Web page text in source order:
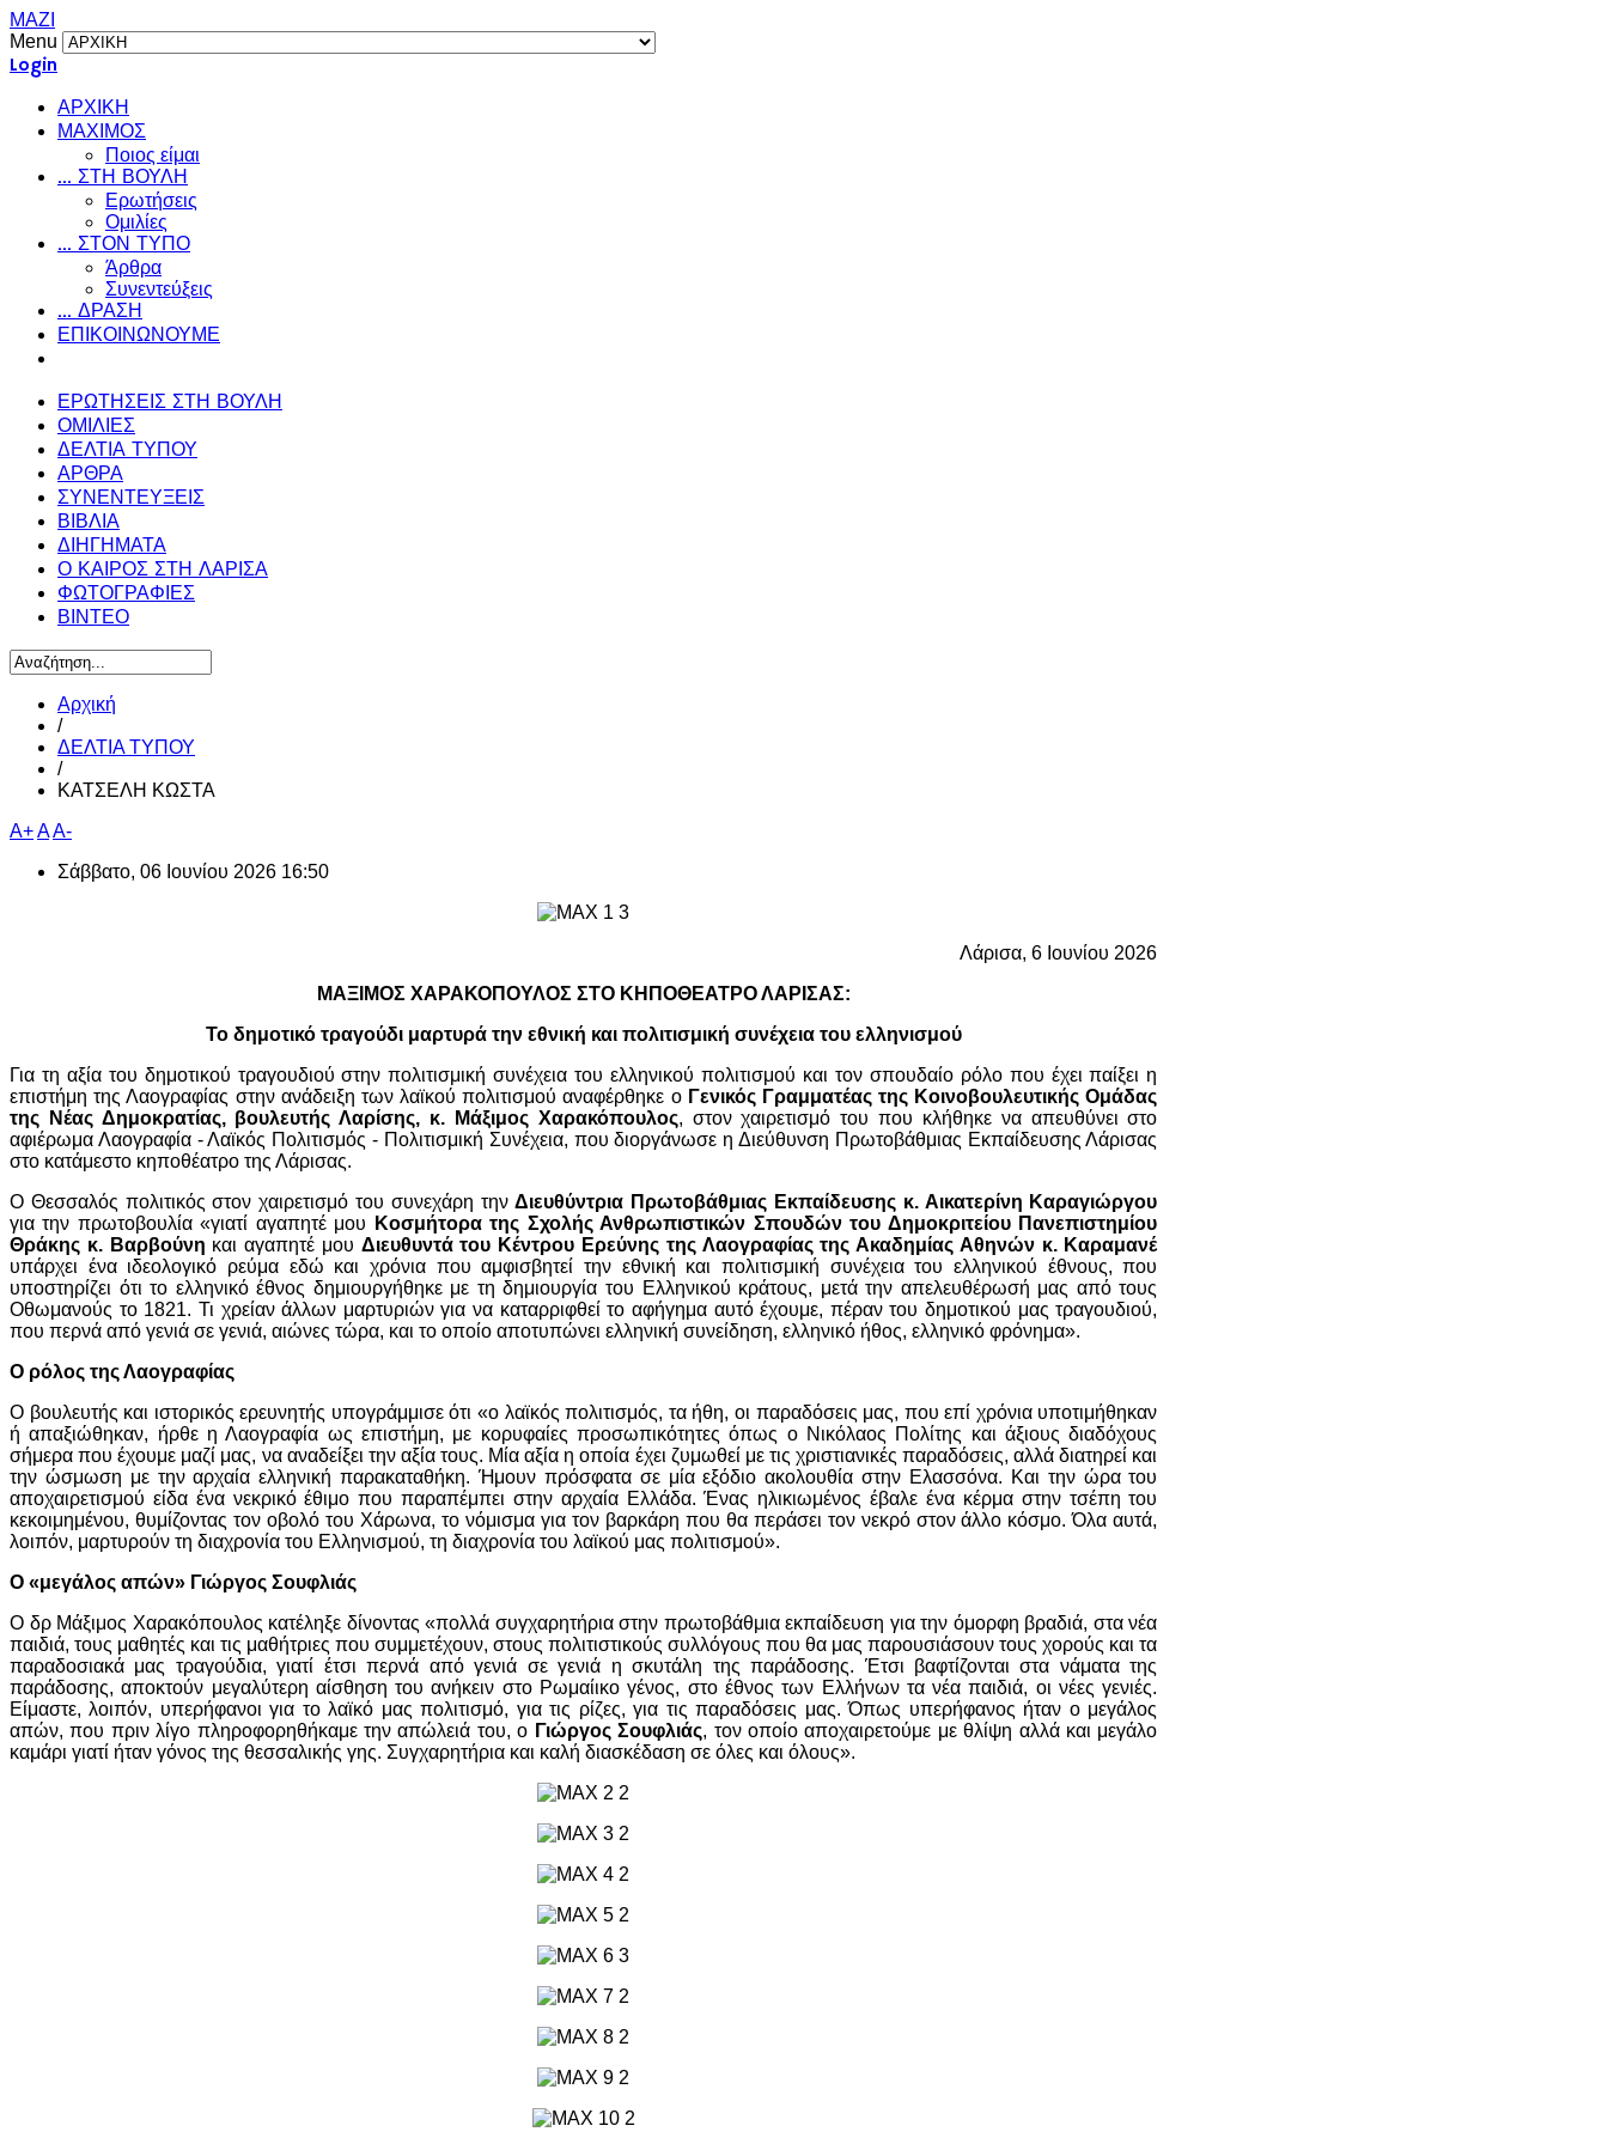
ΜΑΖΙ
Menu
Login
ΑΡΧΙΚΗ
ΜΑΧΙΜΟΣ
Ποιος είμαι
... ΣΤΗ ΒΟΥΛΗ
Ερωτήσεις
Ομιλίες
... ΣΤΟΝ ΤΥΠΟ
Άρθρα
Συνεντεύξεις
... ΔΡΑΣΗ
ΕΠΙΚΟΙΝΩΝΟΥΜΕ
ΕΡΩΤΗΣΕΙΣ ΣΤΗ ΒΟΥΛΗ
ΟΜΙΛΙΕΣ
ΔΕΛΤΙΑ ΤΥΠΟΥ
ΑΡΘΡΑ
ΣΥΝΕΝΤΕΥΞΕΙΣ
ΒΙΒΛΙΑ
ΔΙΗΓΗΜΑΤΑ
Ο ΚΑΙΡΟΣ ΣΤΗ ΛΑΡΙΣΑ
ΦΩΤΟΓΡΑΦΙΕΣ
ΒΙΝΤΕΟ
Αρχική
/
ΔΕΛΤΙΑ ΤΥΠΟΥ
/
ΚΑΤΣΕΛΗ ΚΩΣΤΑ
A+AA-
Σάββατο, 06 Ιουνίου 2026 16:50
Λάρισα, 6 Ιουνίου 2026
ΜΑΞΙΜΟΣ ΧΑΡΑΚΟΠΟΥΛΟΣ ΣΤΟ ΚΗΠΟΘΕΑΤΡΟ ΛΑΡΙΣΑΣ:
Το δημοτικό τραγούδι μαρτυρά την εθνική και πολιτισμική συνέχεια του ελληνισμού
Για τη αξία του δημοτικού τραγουδιού στην πολιτισμική συνέχεια του ελληνικού πολιτισμού και τον σπουδαίο ρόλο που έχει παίξει η
επιστήμη της Λαογραφίας στην ανάδειξη των λαϊκού πολιτισμού αναφέρθηκε ο Γενικός Γραμματέας της Κοινοβουλευτικής Ομάδας
της Νέας Δημοκρατίας, βουλευτής Λαρίσης, κ. Μάξιμος Χαρακόπουλος, στον χαιρετισμό του που κλήθηκε να απευθύνει στο
αφιέρωμα Λαογραφία - Λαϊκός Πολιτισμός - Πολιτισμική Συνέχεια, που διοργάνωσε η Διεύθυνση Πρωτοβάθμιας Εκπαίδευσης Λάρισας
στο κατάμεστο κηποθέατρο της Λάρισας.
Ο Θεσσαλός πολιτικός στον χαιρετισμό του συνεχάρη τηνΔιευθύντρια Πρωτοβάθμιας Εκπαίδευσης κ. Αικατερίνη Καραγιώργου
για την πρωτοβουλία «γιατί αγαπητέ μου
Κοσμήτορα της Σχολής Ανθρωπιστικών Σπουδών του Δημοκριτείου Πανεπιστημίου
Θράκης κ. Βαρβούνη και αγαπητέ μου Διευθυντά του Κέντρου Ερεύνης της Λαογραφίας της Ακαδημίας Αθηνών κ. Καραμανέ
υπάρχει ένα ιδεολογικό ρεύμα εδώ και χρόνια που αμφισβητεί την εθνική και πολιτισμική συνέχεια του ελληνικού έθνους, που
υποστηρίζει ότι το ελληνικό έθνος δημιουργήθηκε με τη δημιουργία του Ελληνικού κράτους, μετά την απελευθέρωσή μας από τους
Οθωμανούς το 1821. Τι χρείαν άλλων μαρτυριών για να καταρριφθεί το αφήγημα αυτό έχουμε, πέραν του δημοτικού μας τραγουδιού,
που περνά από γενιά σε γενιά, αιώνες τώρα, και το οποίο αποτυπώνει ελληνική συνείδηση, ελληνικό ήθος, ελληνικό φρόνημα».
Ο ρόλος της Λαογραφίας
Ο βουλευτής και ιστορικός ερευνητής υπογράμμισε ότι «ο λαϊκός πολιτισμός, τα ήθη, οι παραδόσεις μας, που επί χρόνια υποτιμήθηκαν
ή απαξιώθηκαν, ήρθε η Λαογραφία ως επιστήμη, με κορυφαίες προσωπικότητες όπως ο Νικόλαος Πολίτης και άξιους διαδόχους
σήμερα που έχουμε μαζί μας, να αναδείξει την αξία τους. Μία αξία η οποία έχει ζυμωθεί με τις χριστιανικές παραδόσεις, αλλά διατηρεί και
την ώσμωση με την αρχαία ελληνική παρακαταθήκη. Ήμουν πρόσφατα σε μία εξόδιο ακολουθία στην Ελασσόνα. Και την ώρα του
αποχαιρετισμού είδα ένα νεκρικό έθιμο που παραπέμπει στην αρχαία Ελλάδα. Ένας ηλικιωμένος έβαλε ένα κέρμα στην τσέπη του
κεκοιμημένου, θυμίζοντας τον οβολό του Χάρωνα, το νόμισμα για τον βαρκάρη που θα περάσει τον νεκρό στον άλλο κόσμο. Όλα αυτά,
λοιπόν, μαρτυρούν τη διαχρονία του Ελληνισμού, τη διαχρονία του λαϊκού μας πολιτισμού».
Ο «μεγάλος απών» Γιώργος Σουφλιάς
Ο δρ Μάξιμος Χαρακόπουλος κατέληξε δίνοντας «πολλά συγχαρητήρια στην πρωτοβάθμια εκπαίδευση για την όμορφη βραδιά, στα νέα
παιδιά, τους μαθητές και τις μαθήτριες που συμμετέχουν, στους πολιτιστικούς συλλόγους που θα μας παρουσιάσουν τους χορούς και τα
παραδοσιακά μας τραγούδια, γιατί έτσι περνά από γενιά σε γενιά η σκυτάλη της παράδοσης. Έτσι βαφτίζονται στα νάματα της
παράδοσης, αποκτούν μεγαλύτερη αίσθηση του ανήκειν στο Ρωμαίικο γένος, στο έθνος των Ελλήνων τα νέα παιδιά, οι νέες γενιές.
Είμαστε, λοιπόν, υπερήφανοι για το λαϊκό μας πολιτισμό, για τις ρίζες, για τις παραδόσεις μας. Όπως υπερήφανος ήταν ο μεγάλος
απών, που πριν λίγο πληροφορηθήκαμε την απώλειά του, ο Γιώργος Σουφλιάς, τον οποίο αποχαιρετούμε με θλίψη αλλά και μεγάλο
καμάρι γιατί ήταν γόνος της θεσσαλικής γης. Συγχαρητήρια και καλή διασκέδαση σε όλες και όλους».